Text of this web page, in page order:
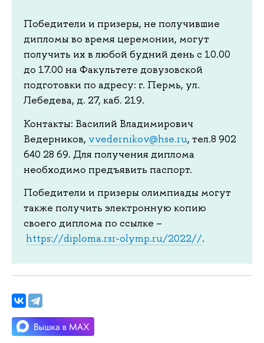
Победители и призеры, не получившие
дипломы во время церемонии, могут
получить их в любой будний день с 10.00
до 17.00 на Факультете довузовской
подготовки по адресу: г. Пермь, ул.
Лебедева, д. 27, каб. 219.
Контакты: Василий Владимирович
Ведерников, vvedernikov@hse.ru, тел.8 902
640 28 69. Для получения диплома
необходимо предъявить паспорт.
Победители и призеры олимпиады могут
также получить электронную копию
своего диплома по ссылке –
https://diploma.rsr-olymp.ru/2022//.